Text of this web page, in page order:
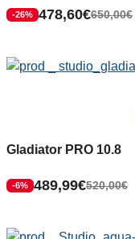
-26% 650,00€
478,60€
Gladiator PRO 10.8
-6% 520,00€
489,99€